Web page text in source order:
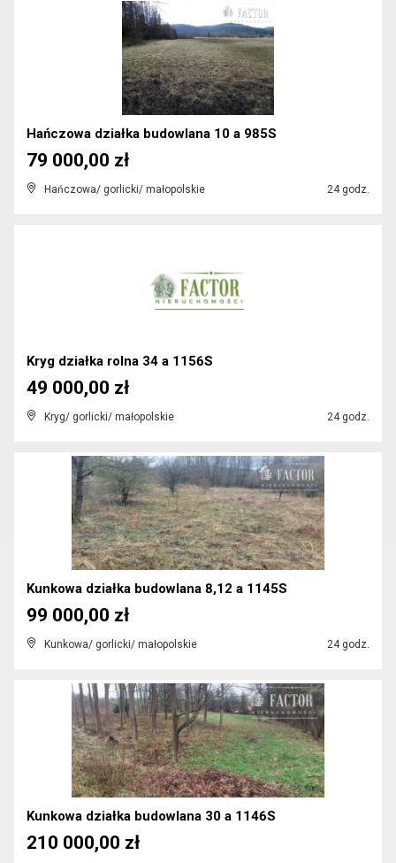
Hańczowa działka budowlana 10 a 985S
Hańczowa/ gorlicki/ małopolskie 24 godz.
79 000,00 zł
Kryg działka rolna 34 a 1156S
Kryg/ gorlicki/ małopolskie 24 godz.
49 000,00 zł
Kunkowa działka budowlana 8,12 a 1145S
Kunkowa/ gorlicki/ małopolskie 24 godz.
99 000,00 zł
Kunkowa działka budowlana 30 a 1146S
210 000,00 zł